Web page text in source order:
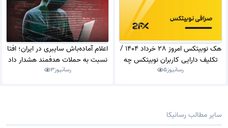
هک نوبیتکس امروز 28 خرداد 1404 /
تکلیف دارایی‌ کاربران نوبیتکس چه
می‌شود؟
رسانیوز5
اعلام آماده‌باش سایبری در ایران؛ افتا
نسبت به حملات هدفمند هشدار داد
رسانیوز3
سایر مطالب رسانیکا